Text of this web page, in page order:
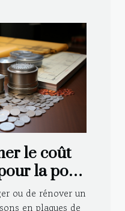
le coût
la pose
?
ou de rénover un
en plaques de